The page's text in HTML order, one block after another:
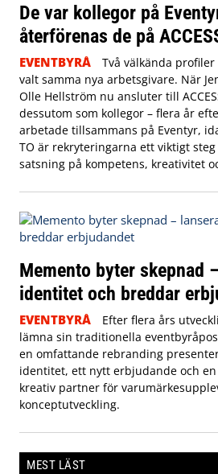
De var kollegor på
återförenas de på
EVENTBYRÅ
Två välkända
valt samma nya arbetsgivare. När
Olle Hellström nu ansluter till
dessutom som kollegor – flera år
arbetade tillsammans på Eventyr,
TO är rekryteringarna ett viktigt
satsning på kompetens, kreativitet
Memento byter skepnad
identitet och breddar
EVENTBYRÅ
Efter flera års
lämna sin traditionella
en omfattande rebranding
identitet, ett nytt erbjudande och
kreativ partner för
konceptutveckling.
MEST LÄST